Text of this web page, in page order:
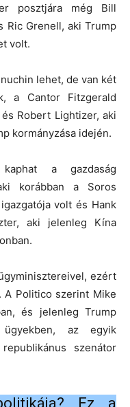
posztjára még Bill
Ric Grenell, aki Trump
volt.
lehet, de van két
a Cantor Fitzgerald
Robert Lightizer, aki
kormányzása idején.
a gazdaság
korábban a Soros
volt és Hank
aki jelenleg Kína
ezért
A Politico szerint Mike
és jelenleg Trump
ügyekben, az egyik
szenátor
Ez a